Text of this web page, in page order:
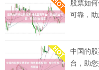
股票如
可靠，
中国的
台，助您